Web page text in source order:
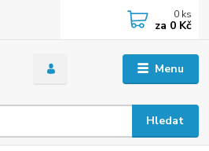
Menu
Hledat
0 ks
za 0 Kč